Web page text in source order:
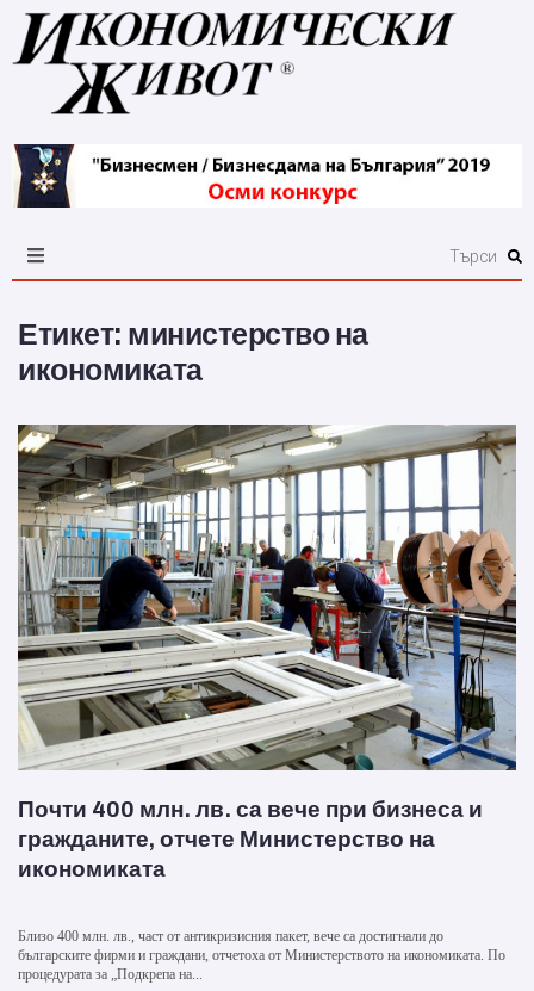
Етикет: министерство на
икономиката
Почти 400 млн. лв. са вече при бизнеса и
гражданите, отчете Министерство на
икономиката
Близо 400 млн. лв., част от антикризисния пакет, вече са достигнали до
българските фирми и граждани, отчетоха от Министерството на икономиката. По
процедурата за „Подкрепа на...